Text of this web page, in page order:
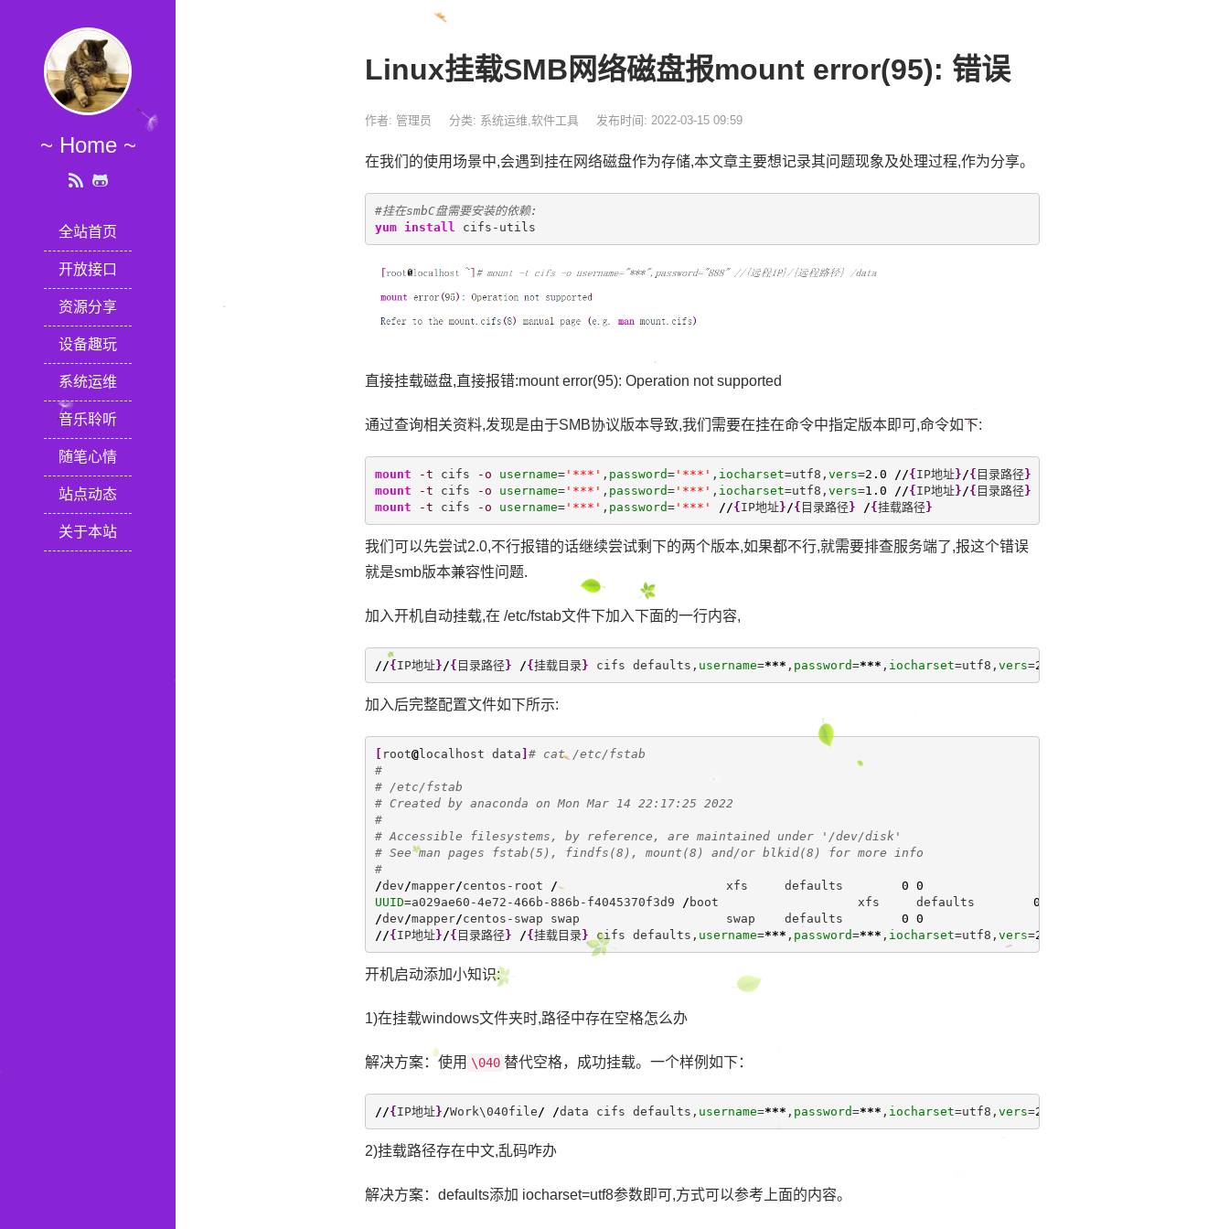
~ Home ~
全站首页
开放接口
资源分享
设备趣玩
系统运维
音乐聆听
随笔心情
站点动态
关于本站
Linux挂载SMB网络磁盘报mount error(95): 错误
作者: 管理员 分类: 系统运维,软件工具 发布时间: 2022-03-15 09:59
在我们的使用场景中,会遇到挂在网络磁盘作为存储,本文章主要想记录其问题现象及处理过程,作为分享。
#挂在smbC盘需要安装的依赖:
yum install
cifs-utils
直接挂载磁盘,直接报错:mount error(95): Operation not supported
通过查询相关资料,发现是由于SMB协议版本导致,我们需要在挂在命令中指定版本即可,命令如下:
mount -t cifs -o username='***' , password='***' , iocharset=utf8, vers=2.0 //{IP地址} /{ 目录路径}
mount
-t cifs -o username='***' , password='***' , iocharset=utf8, vers=1.0 //{IP地址} /{ 目录路径}
mount
-t cifs -o username='***' , password='***' //{IP地址} /{ 目录路径} /{挂载路径}
我们可以先尝试2.0,不行报错的话继续尝试剩下的两个版本,如果都不行,就需要排查服务端了,报这个错误
就是smb版本兼容性问题.
加入开机自动挂载,在 /etc/fstab文件下加入下面的一行内容,
//{IP地址} /{ 目录路径} /{挂载目录} cifs defaults, username=*** , password=*** , iocharset=utf8, vers=2.0
加入后完整配置文件如下所示:
[ root@localhost data ] # cat /etc/fstab
#
# /etc/fstab
# Created by anaconda on Mon Mar 14 22:17:25 2022
#
# Accessible filesystems, by reference, are maintained under '/dev/disk'
# See man pages fstab(5), findfs(8), mount(8) and/or blkid(8) for more info
#
/dev /mapper/centos-root /
                       xfs     defaults
0 0
UUID=a029ae60-4e72-466b-886b-f4045370f3d9 / boot                   xfs     defaults 0
/dev /mapper/centos-swap swap                    swap    defaults 0 0
//{IP地址} /{ 目录路径} /{挂载目录} cifs defaults, username=*** , password=*** , iocharset=utf8, vers=2.0
开机启动添加小知识:
1)在挂载windows文件夹时,路径中存在空格怎么办
解决方案：使用 \040 替代空格，成功挂载。一个样例如下：
//{IP地址} /Work\040file / /data cifs defaults, username=*** , password=*** , iocharset=utf8, vers=2.0
2)挂载路径存在中文,乱码咋办
解决方案：defaults添加 iocharset=utf8参数即可,方式可以参考上面的内容。